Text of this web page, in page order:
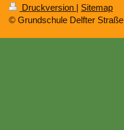
Druckversion | Sitemap
© Grundschule Delfter Straße